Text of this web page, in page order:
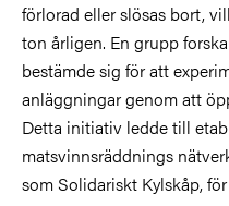
förlorad eller slösas bort,
ton årligen. En grupp
bestämde sig för att
anläggningar genom att
Detta initiativ ledde till
matsvinnsräddnings
som Solidariskt Kylskåp,